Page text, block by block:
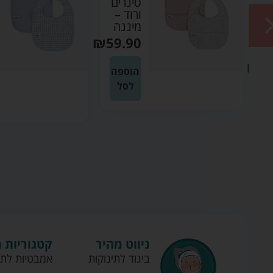
₪
ורוד –
מיננה
₪59.90
הוספה
לסל
ניווט מהיר
ביגוד לתינוקות
אמבטיות